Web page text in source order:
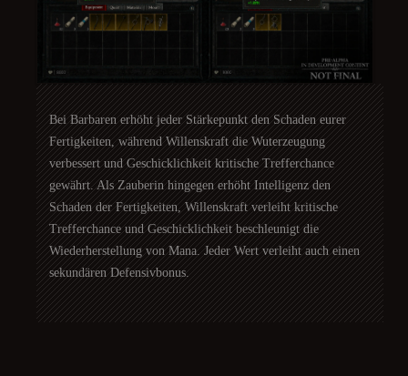
Bei Barbaren erhöht jeder Stärkepunkt den Schaden eurer
Fertigkeiten, während Willenskraft die Wuterzeugung
verbessert und Geschicklichkeit kritische Trefferchance
gewährt. Als Zauberin hingegen erhöht Intelligenz den
Schaden der Fertigkeiten, Willenskraft verleiht kritische
Trefferchance und Geschicklichkeit beschleunigt die
Wiederherstellung von Mana. Jeder Wert verleiht auch einen
sekundären Defensivbonus.